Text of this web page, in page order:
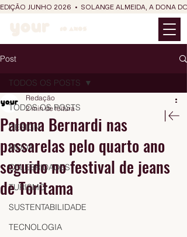
EDIÇÃO JUNHO 2026  •  SOLANGE ALMEIDA, A DONA
Post
TODOS OS POSTS
DESIGN
MODA
CELEBRIDADES
TURISMO
SUSTENTABILIDADE
TECNOLOGIA
TODOS OS POSTS
Paloma Bernardi nas
passarelas pelo quarto ano
seguido no festival de jeans
de Toritama
Redação
2 min de leitura